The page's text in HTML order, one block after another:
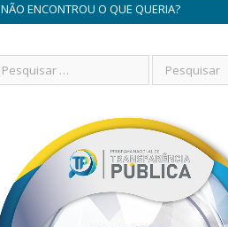
NÃO ENCONTROU O QUE QUERIA?